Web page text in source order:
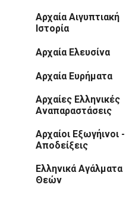
Αρχαία Αιγυπτιακή
Ιστορία
Αρχαία Ελευσίνα
Αρχαία Ευρήματα
Αρχαίες Ελληνικές
Αναπαραστάσεις
Αρχαίοι Εξωγήινοι -
Αποδείξεις
Ελληνικά Αγάλματα
Θεών